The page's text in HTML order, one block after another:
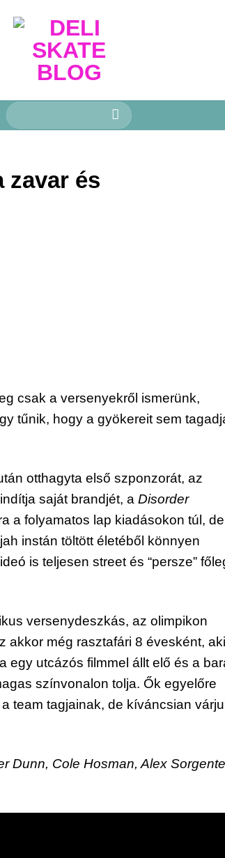
Keresés
a
zavar és
csak a versenyekről ismerünk,
tűnik, hogy a gyökereit sem
otthagyta első szponzorát, az
saját brandjét, a Disorder
a folyamatos lap kiadásokon túl, de
instán töltött életéből könnyen
is teljesen street és “persze”
versenydeszkás, az olimpikon
akkor még rasztafári 8 évesként, aki
egy utcázós filmmel állt elő és a
színvonalon tolja. Ők egyelőre
team tagjainak, de kíváncsian
Dunn, Cole Hosman, Alex Sorgente